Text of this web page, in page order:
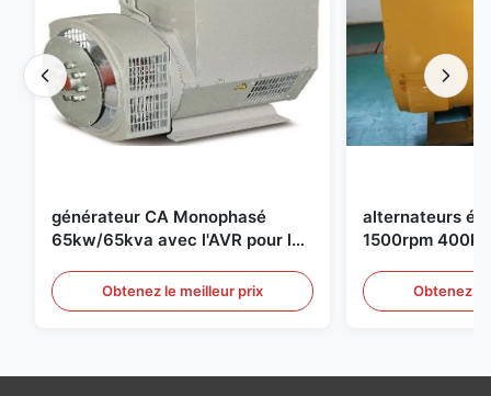
générateur CA Monophasé
65kw/65kva avec l'AVR pour le
Obtenez le meilleur prix
alternateurs
1500rpm
Obtenez